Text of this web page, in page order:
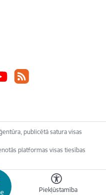
Piekļūstamība
publicētā satura visas
platformas visas tiesības